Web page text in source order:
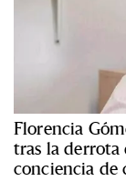
Florencia
tras la derrota
conciencia de